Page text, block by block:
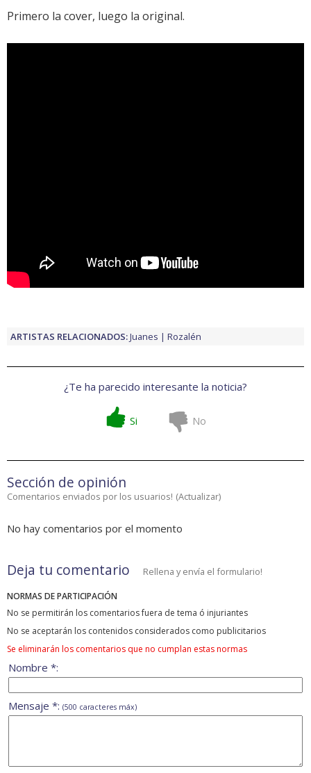
Primero la cover, luego la original.
ARTISTAS RELACIONADOS:Juanes Rozalén
¿Te ha parecido interesante la noticia?
Si No
Sección de opinión
Comentarios enviados por los usuarios! (Actualizar)
No hay comentarios por el momento
Deja tu comentario Rellena y envía el formulario!
NORMAS DE PARTICIPACIÓN
No se permitirán los comentarios fuera de tema ó injuriantes
No se aceptarán los contenidos considerados como publicitarios
Se eliminarán los comentarios que no cumplan estas normas
Nombre *:
Mensaje *: (500 caracteres máx)